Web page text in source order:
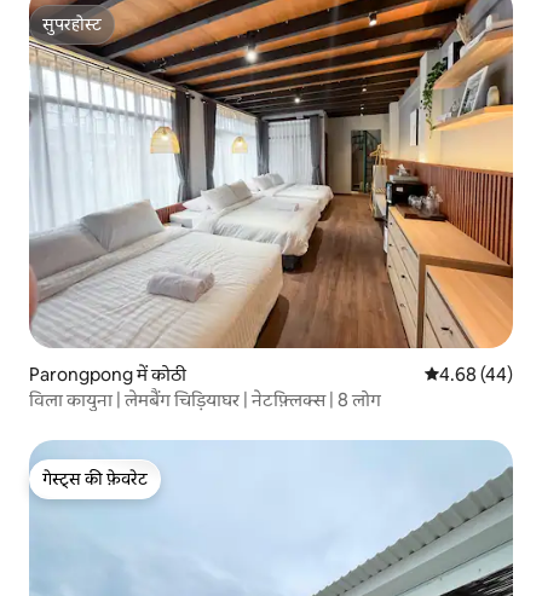
सुपरहोस्ट
सुपरहोस्ट
Parongpong में कोठी औसत रेटिंग 5 में
4.68 (44)
विला कायुना | लेमबैंग चिड़ियाघर | नेटफ़्लिक्स | 8 लोग
गेस्ट्स की फ़ेवरेट
गेस्ट्स की फ़ेवरेट